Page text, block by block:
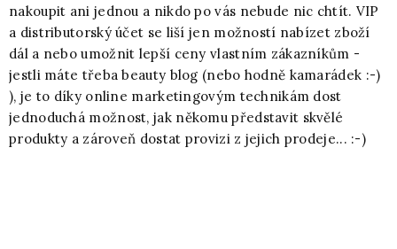
nakoupit ani jednou a nikdo po vás nebude nic chtít. VIP
a distributorský účet se liší jen možností nabízet zboží
dál a nebo umožnit lepší ceny vlastním zákazníkům -
jestli máte třeba beauty blog (nebo hodně kamarádek :-)
), je to díky online marketingovým technikám dost
jednoduchá možnost, jak někomu představit skvělé
produkty a zároveň dostat provizi z jejich prodeje... :-)